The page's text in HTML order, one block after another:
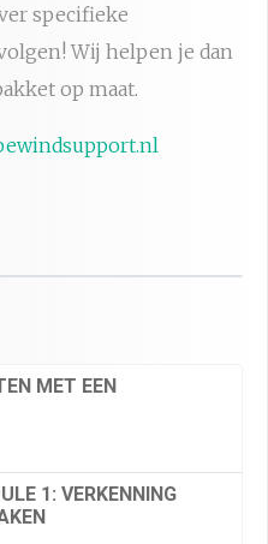
specifieke
Wij helpen je dan
op maat.
MET EEN
1: VERKENNING